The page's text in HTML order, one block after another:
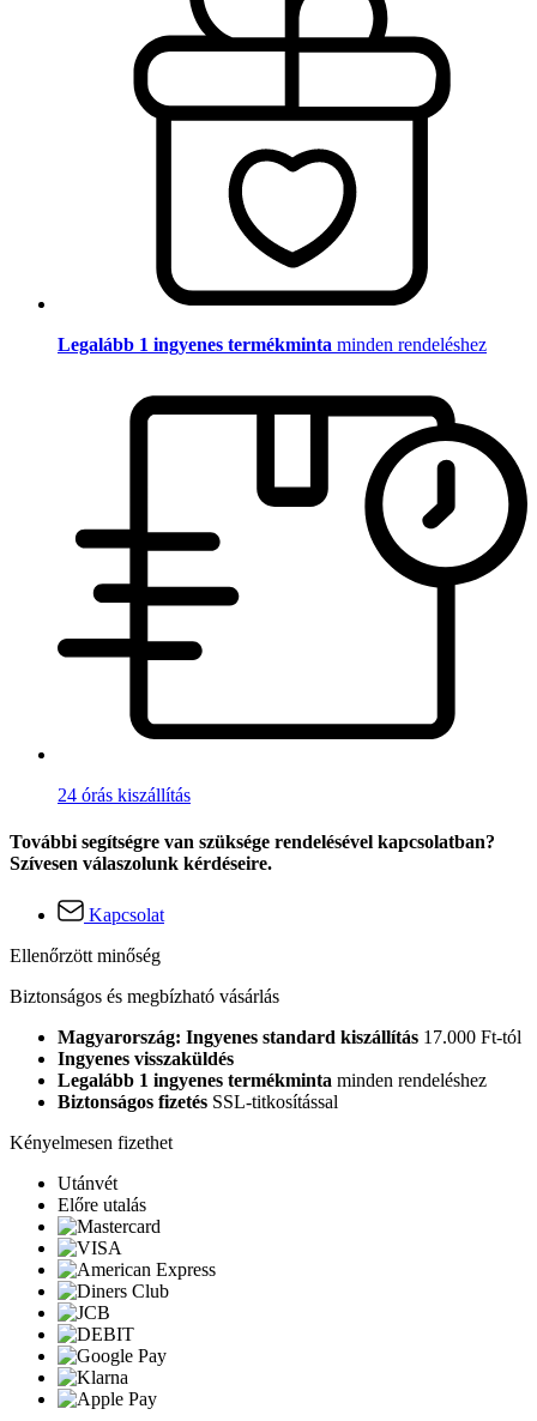
Legalább 1 ingyenes termékminta minden rendeléshez
24 órás kiszállítás
További segítségre van szüksége rendelésével kapcsolatban?
Szívesen válaszolunk kérdéseire.
Kapcsolat
Ellenőrzött minőség
Biztonságos és megbízható vásárlás
Magyarország: Ingyenes standard kiszállítás 17.000 Ft-tól
Ingyenes visszaküldés
Legalább 1 ingyenes termékminta minden rendeléshez
Biztonságos fizetés SSL-titkosítással
Kényelmesen fizethet
Utánvét
Előre utalás